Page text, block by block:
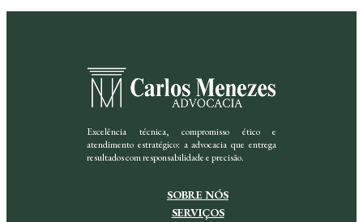
Excelência técnica, compromisso ético e
atendimento estratégico: a advocacia que entrega
resultados com responsabilidade e precisão.
SOBRE NÓS
SERVIÇOS